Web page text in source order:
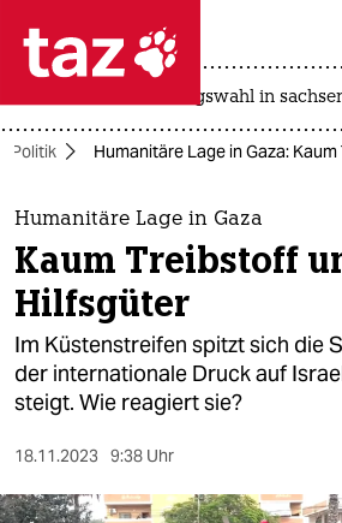
 taz zahl ich
taz zahl ich
themen
politik
öko
gesellschaft
sport
landtagswahl in
Politik Humanitäre Lage in Gaza:
Humanitäre Lage in Gaza
Kaum Treibstoff
Hilfsgüter
Im Küstenstreifen spitzt sich die
der internationale Druck auf
steigt. Wie reagiert sie?
18.11.2023 9:38 Uhr